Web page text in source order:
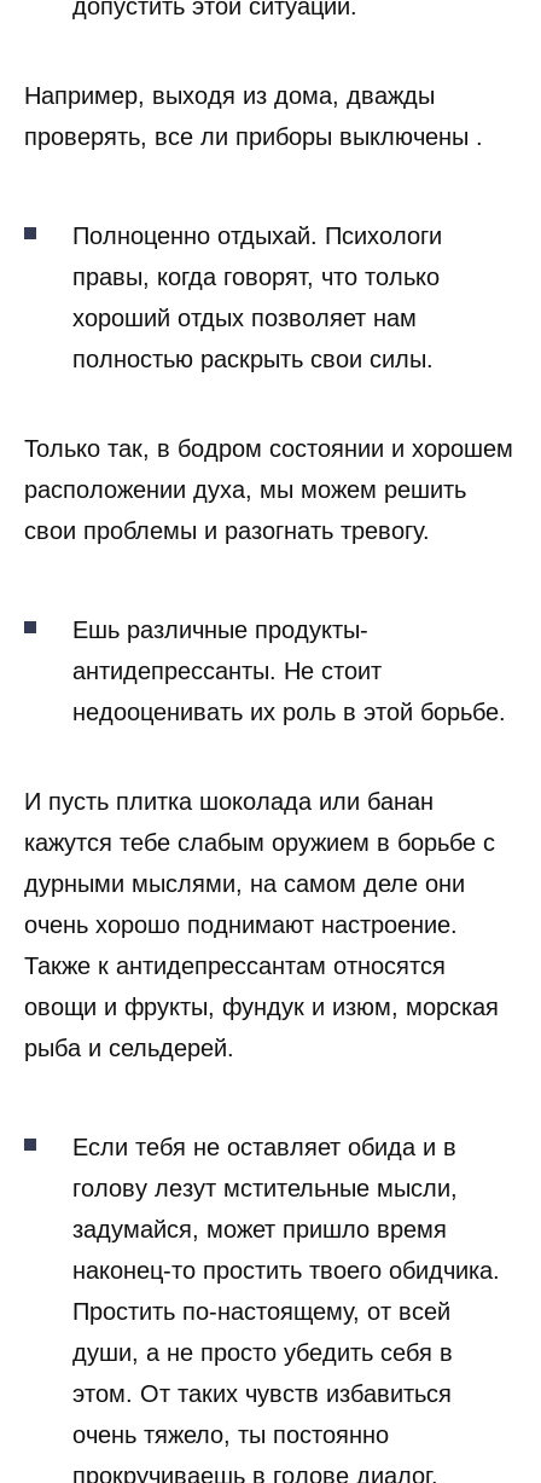
допустить этой ситуации.
Например, выходя из дома, дважды
проверять, все ли приборы выключены .
Полноценно отдыхай. Психологи
правы, когда говорят, что только
хороший отдых позволяет нам
полностью раскрыть свои силы.
Только так, в бодром состоянии и хорошем
расположении духа, мы можем решить
свои проблемы и разогнать тревогу.
Ешь различные продукты-
антидепрессанты. Не стоит
недооценивать их роль в этой борьбе.
И пусть плитка шоколада или банан
кажутся тебе слабым оружием в борьбе с
дурными мыслями, на самом деле они
очень хорошо поднимают настроение.
Также к антидепрессантам относятся
овощи и фрукты, фундук и изюм, морская
рыба и сельдерей.
Если тебя не оставляет обида и в
голову лезут мстительные мысли,
задумайся, может пришло время
наконец-то простить твоего обидчика.
Простить по-настоящему, от всей
души, а не просто убедить себя в
этом. От таких чувств избавиться
очень тяжело, ты постоянно
прокручиваешь в голове диалог.